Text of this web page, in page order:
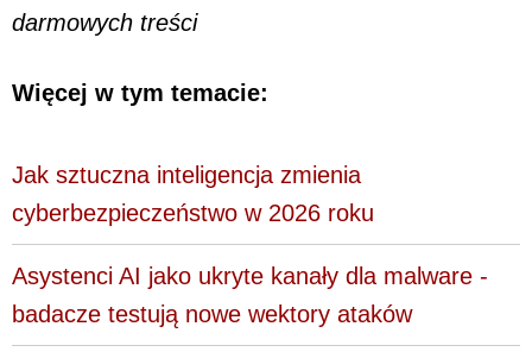
darmowych treści
Więcej w tym temacie:
Jak sztuczna inteligencja zmienia
cyberbezpieczeństwo w 2026 roku
Asystenci AI jako ukryte kanały dla malware -
badacze testują nowe wektory ataków